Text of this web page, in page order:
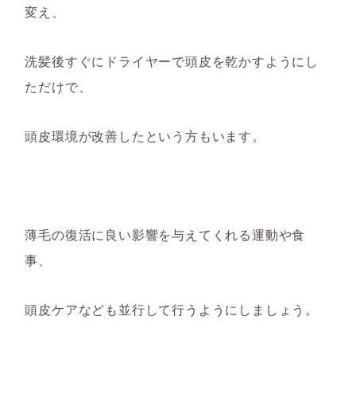
変え、
洗髪後すぐにドライヤーで頭皮を乾かすようにし
ただけで、
頭皮環境が改善したという 方もいます。
薄毛の復活に良い影響を与えてくれる運動や食
事、
頭皮ケアなども並行して行うようにしましょう。